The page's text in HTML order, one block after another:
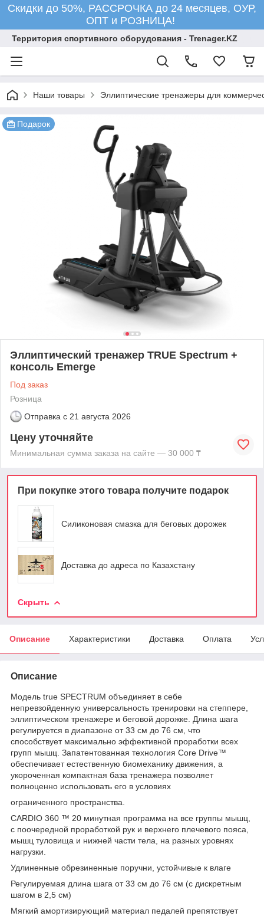
Скидки до 50%, РАССРОЧКА до 24 месяцев, ОУР,
ОПТ и РОЗНИЦА!
Территория спортивного оборудования - Trenager.KZ
Наши товары Эллиптические тренажеры для
Подарок
Эллиптический тренажер TRUE Spectrum +
консоль Emerge
Под заказ
Розница
Отправка с 21 августа 2026
Цену уточняйте
Минимальная сумма заказа на сайте — 30 000 ₸
При покупке этого товара получите подарок
Силиконовая смазка для беговых дорожек
Доставка до адреса по Казахстану
Скрыть
Описание Характеристики Доставка Оплата
Описание
Модель true SPECTRUM объединяет в себе
непревзойденную универсальность тренировки на степпере,
эллиптическом тренажере и беговой дорожке. Длина шага
регулируется в диапазоне от 33 см до 76 см, что
способствует максимально эффективной проработки всех
групп мышц. Запатентованная технология Core Drive™
обеспечивает естественную биомеханику движения, а
укороченная компактная база тренажера позволяет
полноценно использовать его в условиях
ограниченного пространства.
CARDIO 360 ™ 20 минутная программа на все группы мышц,
с поочередной проработкой рук и верхнего плечевого пояса,
мышц туловища и нижней части тела, на разных уровнях
нагрузки.
Удлиненные обрезиненные поручни, устойчивые к влаге
Регулируемая длина шага от 33 см до 76 см (с дискретным
шагом в 2,5 см)
Мягкий амортизирующий материал педалей препятствует